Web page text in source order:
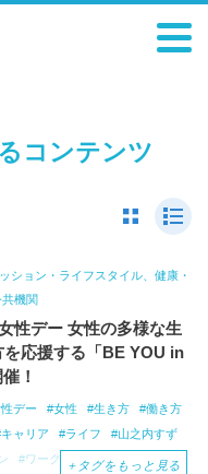
コンテンツ
ション・ライフスタイル、健康・
機関
性デー 女性の多様な生
を応援する「BE YOU in
！
デー 女性 生き方
働き方
キャリア ライフ
山之内すず
ワークショップ
＋ タグをもっと見る